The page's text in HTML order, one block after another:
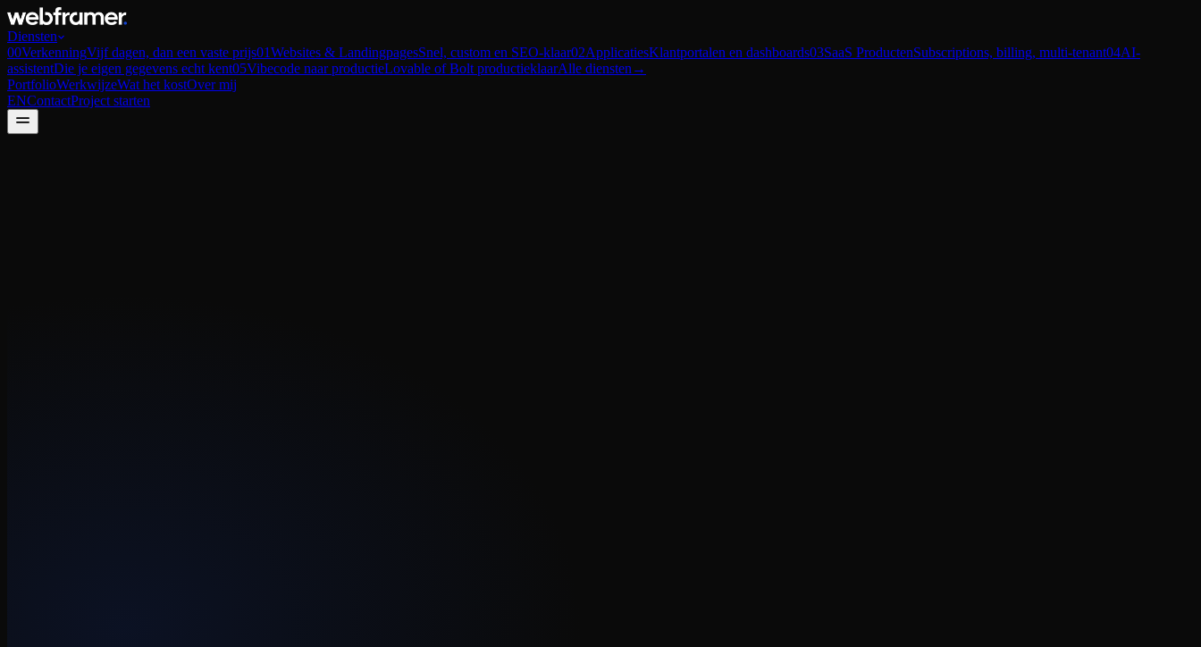
Diensten
00VerkenningVijf dagen, dan een vaste prijs01Websites & LandingpagesSnel, custom en SEO-klaar02ApplicatiesKlantportalen en dashboards03SaaS ProductenSubscriptions, billing, multi-tenant04AI-
assistentDie je eigen gegevens echt kent05Vibecode naar productieLovable of Bolt productieklaarAlle diensten →
PortfolioWerkwijzeWat het kostOver mij
ENContactProject starten